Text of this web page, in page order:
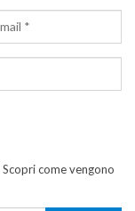
Scopri come vengono